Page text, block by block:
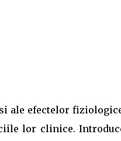
ale efectelor
lor clinice.